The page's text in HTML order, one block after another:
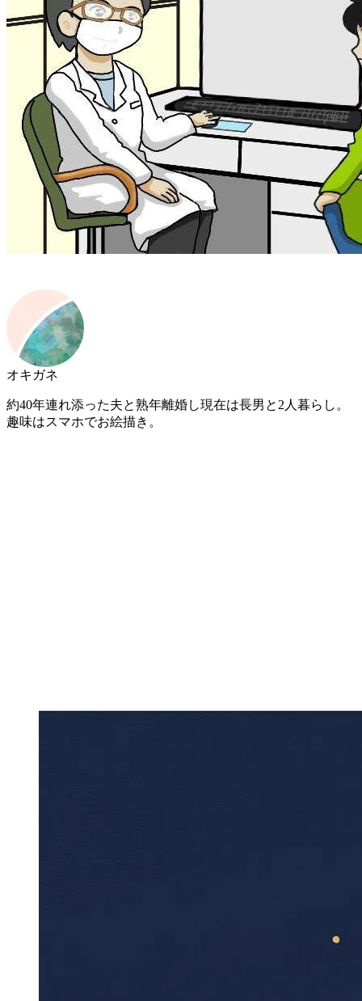
オキガネ
約40年連れ添った夫と熟年離婚し現在は長男と2人暮らし。
趣味はスマホでお絵描き。